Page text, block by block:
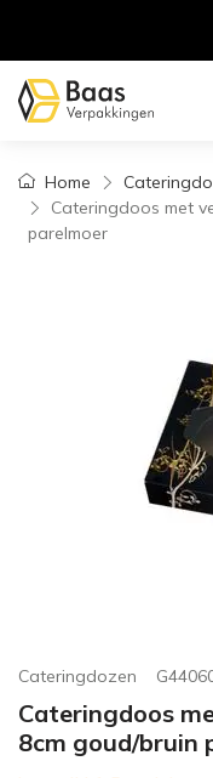
Home
Cateringdoos met
parelmoer
Cateringdozen
Cateringdoos
8cm goud/bruin